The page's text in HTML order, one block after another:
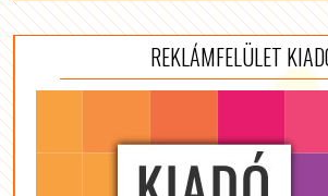
REKLÁMFELÜLET